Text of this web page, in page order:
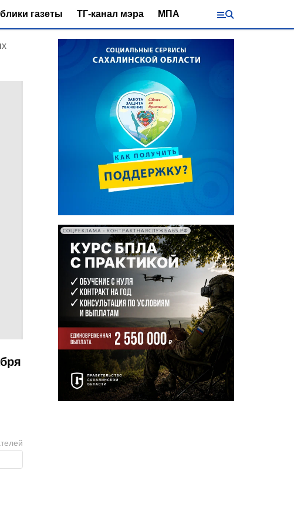
газеты ТГ-канал мэра МПА
СОЦРЕКЛАМА • КОНТРАКТНАЯСЛУЖБА65.РФ